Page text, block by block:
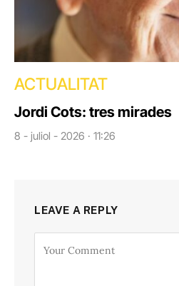
ACTUALITAT
Jordi Cots: tres mirades
8 - juliol - 2026 · 11:26
LEAVE A REPLY